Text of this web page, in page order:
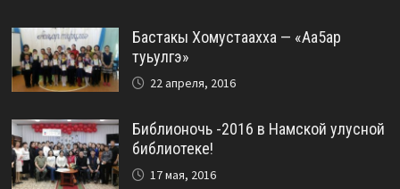
Бастакы Хомустаахха — «Аа5ар
туьулгэ»
22 апреля, 2016
Библионочь -2016 в Намской улусной
библиотеке!
17 мая, 2016